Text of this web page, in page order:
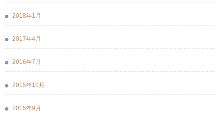
2018年1月
2017年4月
2016年7月
2015年10月
2015年9月